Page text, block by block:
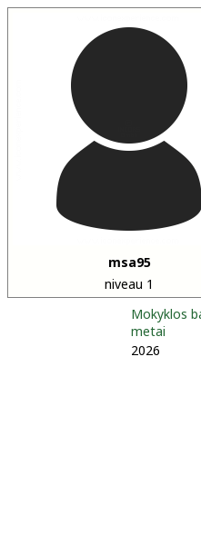
msa95
niveau 1
Mokyklos
metai
2026